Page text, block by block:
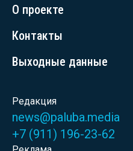
О проекте
Контакты
Выходные данные
Редакция
news@paluba.media
+7 (911) 196-23-62